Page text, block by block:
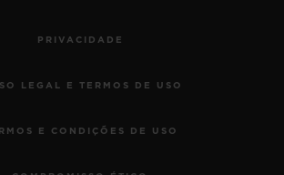
PRIVACIDADE
LEGAL E TERMOS DE USO
E CONDIÇÕES DE USO